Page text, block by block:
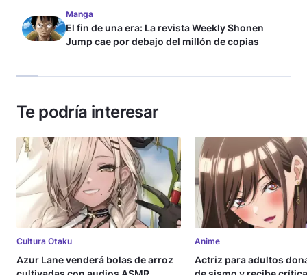
Manga
El fin de una era: La revista Weekly Shonen
Jump cae por debajo del millón de copias
Te podría interesar
Cultura Otaku
Azur Lane venderá bolas de arroz
Anime
Actriz para adultos